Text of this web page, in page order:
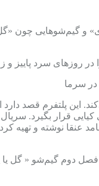
روزهای سرد پاییز و
این پلتفرم قصد دارد
عنقا نوشته و تهیه
دوم گیم‌شو « گل یا